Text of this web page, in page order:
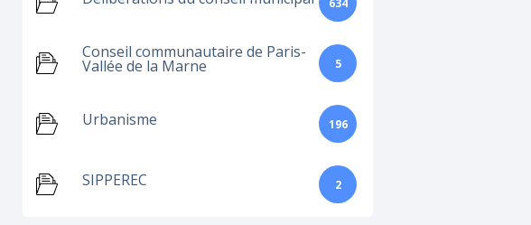
Conseil communautaire de Paris-
Vallée de la Marne 5
Urbanisme 196
SIPPEREC 2